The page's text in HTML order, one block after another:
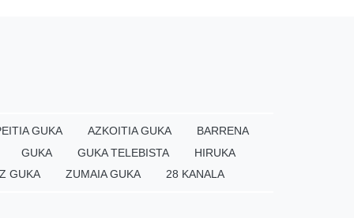
GUKA AZKOITIA GUKA
BARRENA
GUKA
GUKA TELEBISTA
HIRUKA
GUKA
ZUMAIA GUKA 28 KANALA